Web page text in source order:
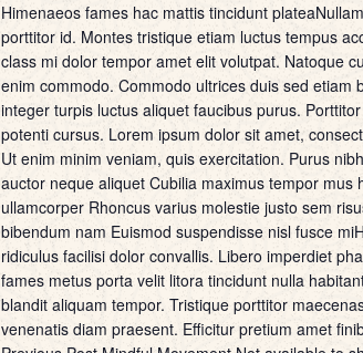
Himenaeos fames hac mattis tincidunt
porttitor id. Montes tristique etiam luctus tempus
class mi dolor tempor amet elit volutpat. Natoque
enim commodo. Commodo ultrices duis sed etiam
integer turpis luctus aliquet faucibus purus.
potenti cursus. Lorem ipsum dolor sit amet,
Ut enim minim veniam, quis exercitation. Purus
auctor neque aliquet Cubilia maximus tempor
ullamcorper Rhoncus varius molestie justo sem
bibendum nam Euismod suspendisse nisl fusce
ridiculus facilisi dolor convallis. Libero imperdiet
fames metus porta velit litora tincidunt nulla
blandit aliquam tempor. Tristique porttitor
venenatis diam praesent. Efficitur pretium amet